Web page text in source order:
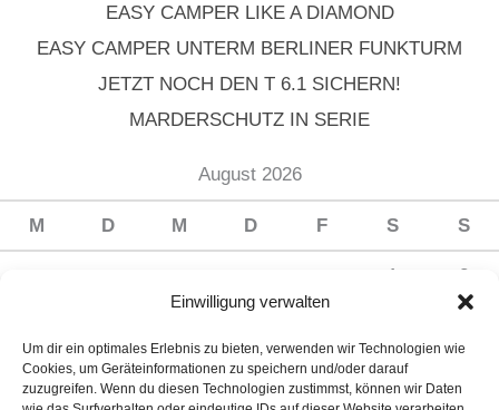
Einwilligung verwalten
Um dir ein optimales Erlebnis zu bieten, verwenden wir Technologien wie
Cookies, um Geräteinformationen zu speichern und/oder darauf
zuzugreifen. Wenn du diesen Technologien zustimmst, können wir Daten
EASY CAMPER LIKE A DIAMOND
EASY CAMPER UNTERM BERLINER FUNKTURM
JETZT NOCH DEN T 6.1 SICHERN!
MARDERSCHUTZ IN SERIE
August 2026
M D M D F S S
1
2
6
9
10
11 12 13 14 15
16
17
18 19 20 21 22 23